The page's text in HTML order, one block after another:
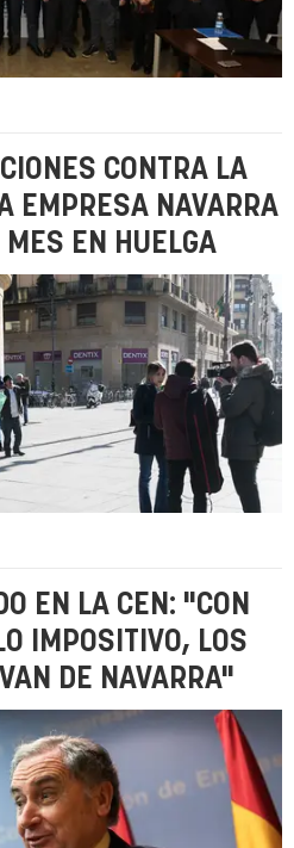
CONTRA LA
EMPRESA NAVARRA
EN HUELGA
EN LA CEN: "CON
IMPOSITIVO, LOS
DE NAVARRA"